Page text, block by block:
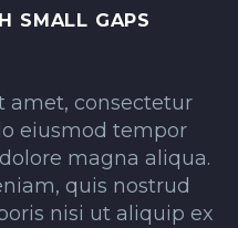
SMALL GAPS
amet, consectetur
eiusmod tempor
magna aliqua.
quis nostrud
nisi ut aliquip ex